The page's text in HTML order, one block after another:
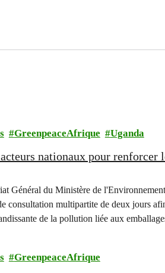
GreenpeaceAfrique Uganda
nationaux pour renforcer
Général du Ministère de
consultation multipartite de deux jours
de la pollution liée aux
GreenpeaceAfrique